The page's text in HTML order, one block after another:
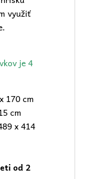
využiť
je 4
170 cm
cm
x 414
od 2